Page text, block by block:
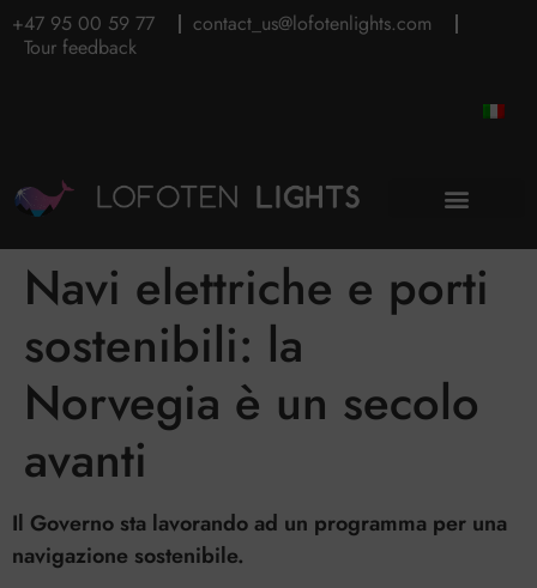
+47 95 00 59 77
contact_us@lofotenlights.com
Tour feedback
Navi elettriche e porti
sostenibili: la
Norvegia è un secolo
avanti
Il Governo sta lavorando ad un programma per una
navigazione sostenibile.